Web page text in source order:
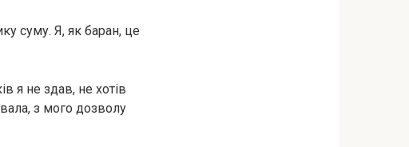
суму. Я, як баран, це
я не здав, не хотів
з мого дозволу